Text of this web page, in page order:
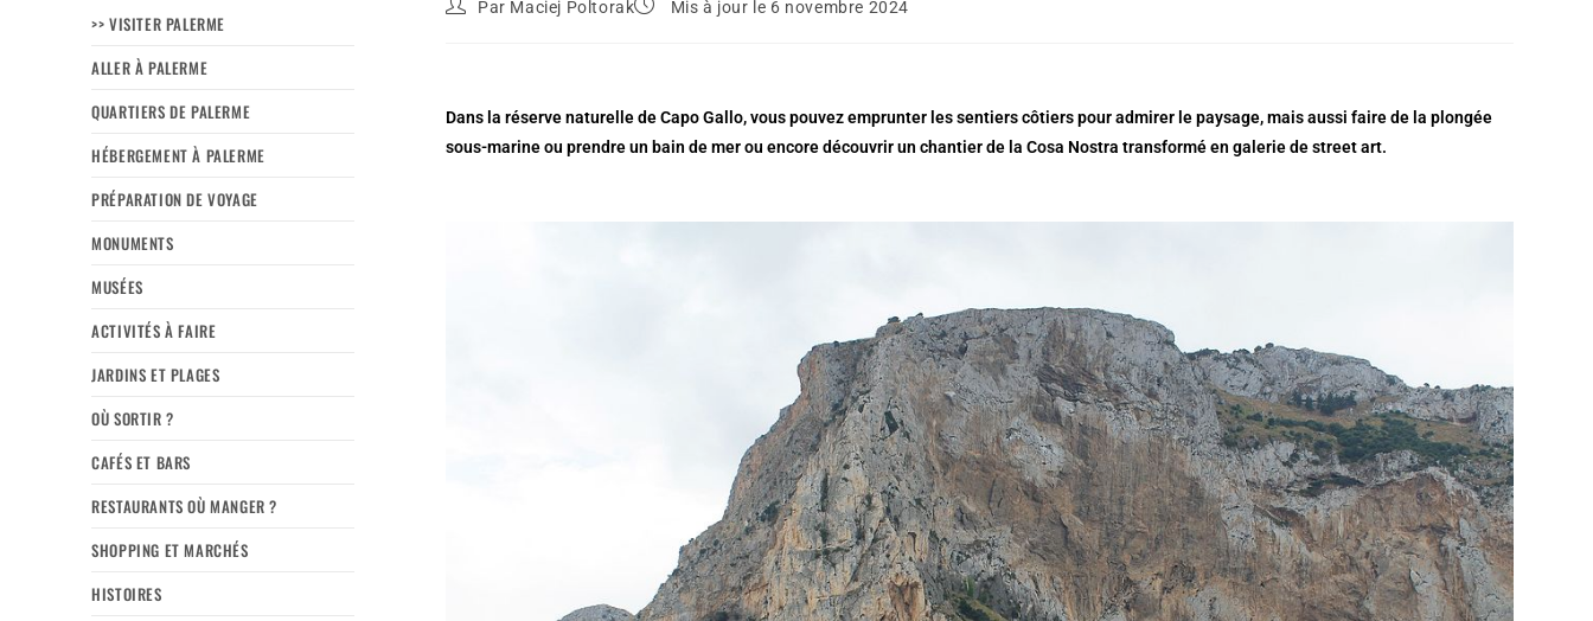
>> VISITER PALERME
ALLER À PALERME
QUARTIERS DE PALERME
HÉBERGEMENT À PALERME
PRÉPARATION DE VOYAGE
MONUMENTS
MUSÉES
ACTIVITÉS À FAIRE
JARDINS ET PLAGES
OÙ SORTIR ?
CAFÉS ET BARS
RESTAURANTS OÙ MANGER ?
SHOPPING ET MARCHÉS
HISTOIRES
Par Maciej Poltorak Mis à jour le 6 novembre 2024
Dans la réserve naturelle de Capo Gallo, vous pouvez emprunter les sentiers côtiers pour admirer le paysage, mais aussi faire de la plongée
sous-marine ou prendre un bain de mer ou encore découvrir un chantier de la Cosa Nostra transformé en galerie de street art.